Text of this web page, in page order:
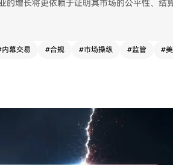
的增长将更依赖于证明其市场的公平性、结
内幕交易 #合规 #市场操纵 #监管 #